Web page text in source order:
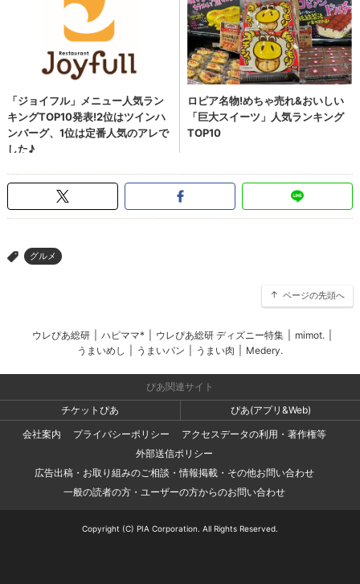
> グルメ
ページの先頭へ
ウレぴあ総研 ハピママ* ウレぴあ総研 ディズニー特集 mimot.
うまいめし
うまいパン うまい肉 Medery.
ぴあ関連サイト
チケットぴあ
ぴあ(アプリ&Web)
会社案内
プライバシーポリシー
アクセスデータの利用・著作権等
外部送信ポリシー
広告出稿・お取り組みのご相談・情報掲載・その他お問い合わせ
一般の読者の方・ユーザーの方からのお問い合わせ
Copyright (C) PIA Corporation. All Rights Reserved.